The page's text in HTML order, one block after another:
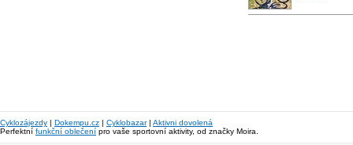
Cyklozájezdy | Dokempu.cz | Cyklobazar| Aktivni dovolená
Perfektní funkční oblečení pro vaše sportovní aktivity, od značky Moira.